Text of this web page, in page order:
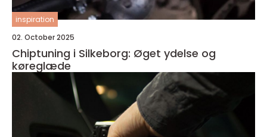
inspiration
02. October 2025
Chiptuning i Silkeborg: Øget ydelse og
køreglæde